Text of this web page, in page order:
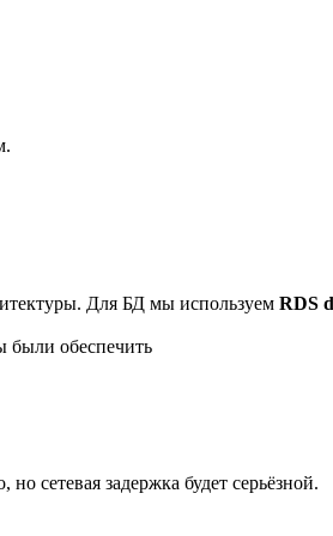
Для БД мы используем RDS
были обеспечить
сетевая задержка будет серьёзной.